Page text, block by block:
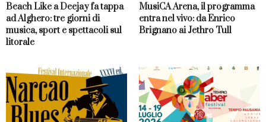
Beach Like a Deejay fa tappa
ad Alghero: tre giorni di
musica, sport e spettacoli sul
litorale
MusiCA Arena, il programma
entra nel vivo: da Enrico
Brignano ai Jethro Tull